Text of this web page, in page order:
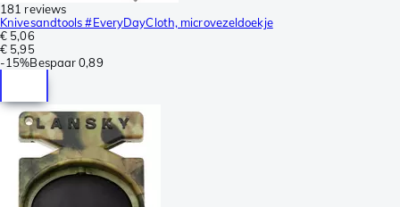
181 reviews
Knivesandtools #EveryDayCloth, microvezeldoekje
€ 5,06
€ 5,95
-15%Bespaar 0,89